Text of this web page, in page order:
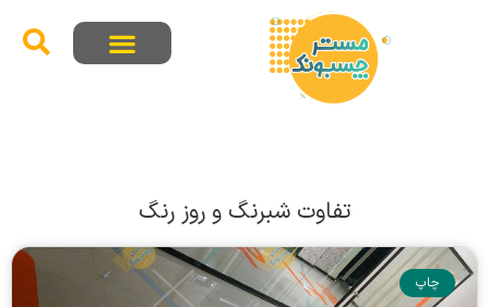
تفاوت شبرنگ و روز رنگ
چاپ